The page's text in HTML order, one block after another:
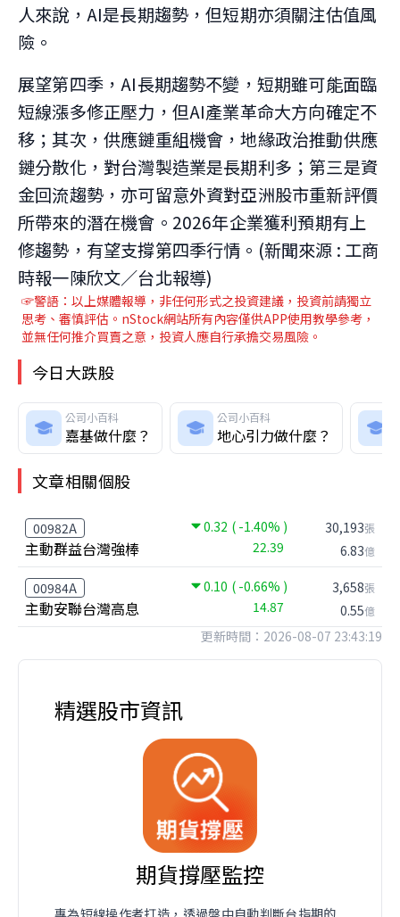
人來說，AI是長期趨勢，但短期亦須關注估值風
險。
展望第四季，AI長期趨勢不變，短期雖可能面臨
短線漲多修正壓力，但AI產業革命大方向確定不
移；其次，供應鏈重組機會，地緣政治推動供應
鏈分散化，對台灣製造業是長期利多；第三是資
金回流趨勢，亦可留意外資對亞洲股市重新評價
所帶來的潛在機會。2026年企業獲利預期有上
修趨勢，有望支撐第四季行情。(新聞來源 : 工商
時報一陳欣文／台北報導)
☞警語：以上媒體報導，非任何形式之投資建議，投資前請獨立
思考、審慎評估。nStock網站所有內容僅供APP使用教學參考，
並無任何推介買賣之意，投資人應自行承擔交易風險。
今日大跌股
公司小百科
嘉基做什麼？
公司小百科
地心引力做什麼？
文章相關個股
00982A 0.32 ( -1.40% )
主動群益台灣強棒 22.39
30,193張
6.83億
00984A 0.10 ( -0.66% )
主動安聯台灣高息 14.87
3,658張
0.55億
更新時間：2026-08-07 23:43:19
精選股市資訊
期貨撐壓監控
專為短線操作者打造，透過盤中自動判斷台指期的